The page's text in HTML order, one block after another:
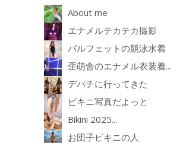
About me
エナメルテカテカ撮影
パルフェットの競泳水着
歪萌舎のエナメル衣装着...
デパチに行ってきた
ビキニ写真だよっと
Bikini 2025...
お団子ビキニの人